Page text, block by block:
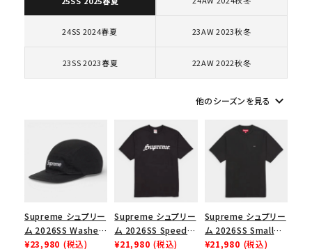
ショルダー・ウエストバッグ
カテゴリーから探す
コラボレーションブランドから探す
並び順
価格から探す
円 ～
24SS 2024春夏 23AW 2023秋冬
23SS 2023春夏 22AW 2022秋冬
他のシーズンを見る keyboard_arrow_down
Supreme シュプリー
ム 2026SS Washed
Chino Twill Camp
¥23,980 (税込)
Supreme シュプリー
ム 2026SS Speed
Tee スピードTシャツ
¥21,980 (税込)
Supreme シュプリー
ム 2026SS Small
Box Tee スモールボ
¥21,980 (税込)